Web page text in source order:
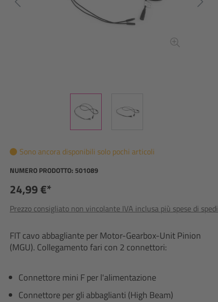
Sono ancora disponibili solo pochi articoli
NUMERO PRODOTTO: 501089
24,99 €*
Prezzo consigliato non vincolante IVA inclusa più spese di
FIT cavo abbagliante per Motor-Gearbox-Unit Pinion
(MGU). Collegamento fari con 2 connettori:
Connettore mini F per l'alimentazione
Connettore per gli abbaglianti (High Beam)